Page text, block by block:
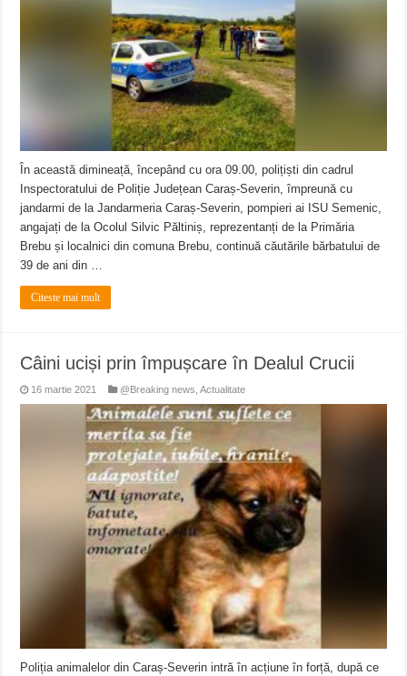
În această dimineață, începând cu ora 09.00, polițiști din cadrul
Inspectoratului de Poliție Județean Caraș-Severin, împreună cu
jandarmi de la Jandarmeria Caraș-Severin, pompieri ai ISU Semenic,
angajați de la Ocolul Silvic Păltiniș, reprezentanți de la Primăria
Brebu și localnici din comuna Brebu, continuă căutările bărbatului de
39 de ani din …
Citeste mai mult
Câini uciși prin împușcare în Dealul Crucii
16 martie 2021 @Breaking news ,Actualitate
Poliția animalelor din Caraș-Severin intră în acțiune în forță, după ce